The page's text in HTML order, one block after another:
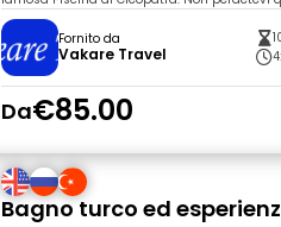
Fornito da
Vakare Travel
Da€85.00
Bagno turco ed